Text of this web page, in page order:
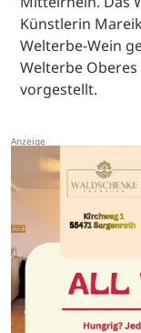
Künstlerin
Welterbe-Wein
Welterbe
vorgestellt.